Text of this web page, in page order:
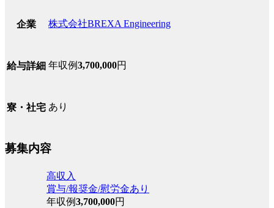
企業 株式会社BREXA Engineering
給与詳細 年収例3,700,000円
寮・社宅 あり
募集内容
高収入
賞与/報奨金/慰労金あり
年収例3,700,000円